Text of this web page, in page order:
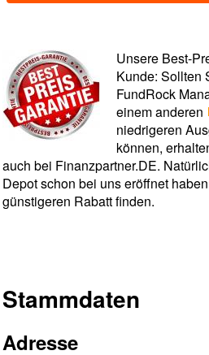
Unsere Best-
Kunde: Sollten
FundRock
einem anderen
niedrigeren
können,
auch bei Finanzpartner.DE.
Depot schon bei uns eröffnet
günstigeren Rabatt finden.
Stammdaten
Adresse